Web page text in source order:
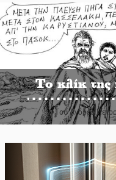
Το κλίκ της
Του Ανδρέα